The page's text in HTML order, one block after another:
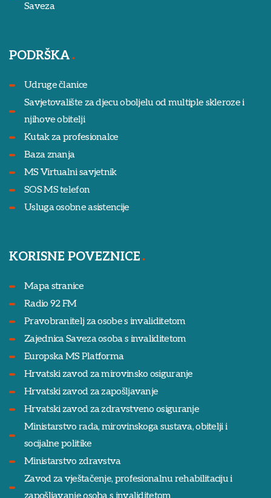
Saveza
PODRŠKA
Udruge članice
Savjetovalište za djecu oboljelu od multiple skleroze i
njihove obitelji
Kutak za profesionalce
Baza znanja
MS Virtualni savjetnik
SOS MS telefon
Usluga osobne asistencije
KORISNE POVEZNICE
Mapa stranice
Radio 92 FM
Pravobranitelj za osobe s invaliditetom
Zajednica Saveza osoba s invaliditetom
Europska MS Platforma
Hrvatski zavod za mirovinsko osiguranje
Hrvatski zavod za zapošljavanje
Hrvatski zavod za zdravstveno osiguranje
Ministarstvo rada, mirovinskoga sustava, obitelji i
socijalne politike
Ministarstvo zdravstva
Zavod za vještačenje, profesionalnu rehabilitaciju i